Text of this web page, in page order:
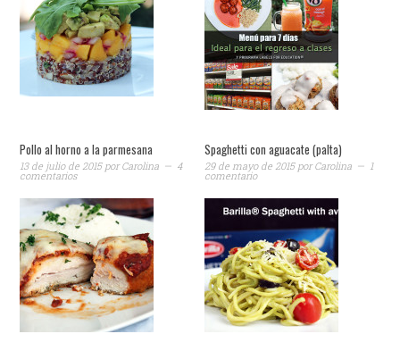
Pollo al horno a la parmesana
13 de julio de 2015porCarolina 4
comentarios
Spaghetti con aguacate (palta)
29 de mayo de 2015porCarolina 1
comentario